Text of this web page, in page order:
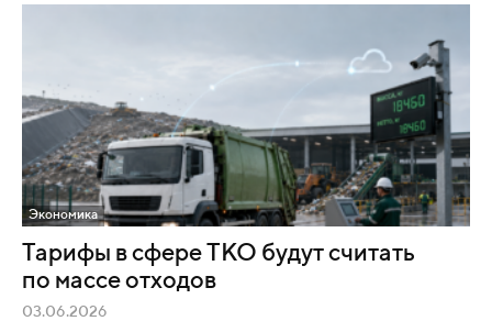
Экономика
Тарифы в сфере ТКО будут считать
по массе отходов
03.06.2026